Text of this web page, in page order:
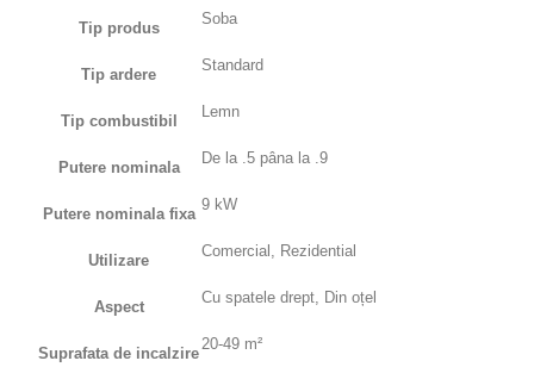
Tip produs
Soba
Tip ardere
Standard
Tip combustibil
Lemn
Putere nominala
De la .5 pâna la .9
Putere nominala fixa
9 kW
Utilizare
Comercial, Rezidential
Aspect
Cu spatele drept, Din oțel
Suprafata de incalzire
20-49 m²